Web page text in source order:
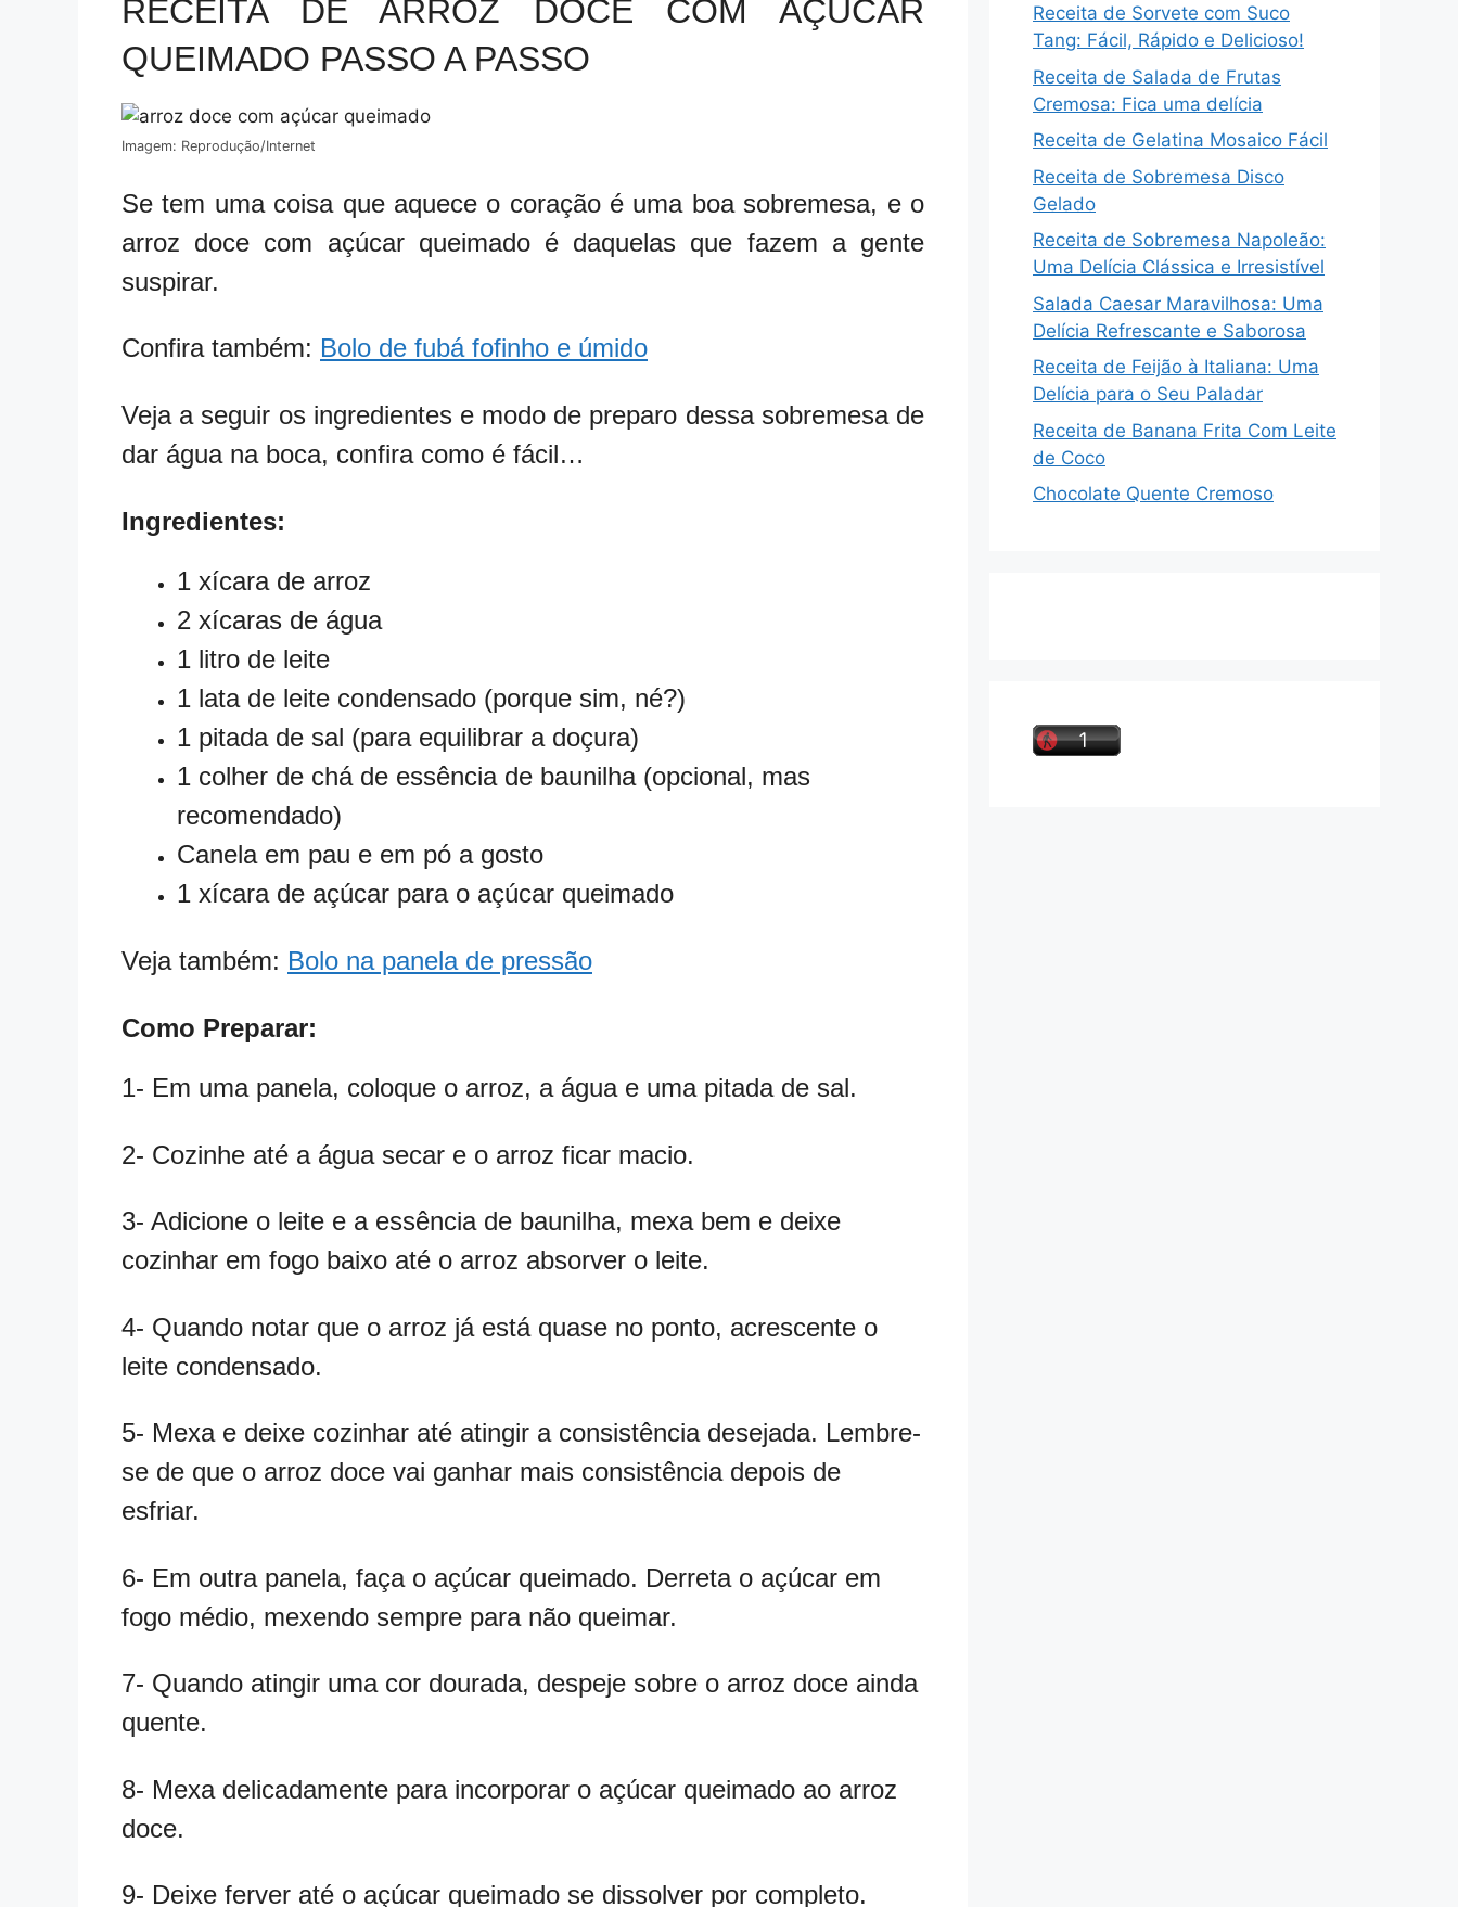
RECEITA DE ARROZ DOCE COM AÇÚCAR
QUEIMADO PASSO A PASSO
Imagem: Reprodução/Internet
Se tem uma coisa que aquece o coração é uma boa sobremesa, e o
arroz doce com açúcar queimado é daquelas que fazem a gente
suspirar.
Confira também: Bolo de fubá fofinho e úmido
Veja a seguir os ingredientes e modo de preparo dessa sobremesa de
dar água na boca, confira como é fácil…
Ingredientes:
1 xícara de arroz
2 xícaras de água
1 litro de leite
1 lata de leite condensado (porque sim, né?)
1 pitada de sal (para equilibrar a doçura)
1 colher de chá de essência de baunilha (opcional, mas
recomendado)
Canela em pau e em pó a gosto
1 xícara de açúcar para o açúcar queimado
Veja também: Bolo na panela de pressão
Como Preparar:
1- Em uma panela, coloque o arroz, a água e uma pitada de sal.
2- Cozinhe até a água secar e o arroz ficar macio.
3- Adicione o leite e a essência de baunilha, mexa bem e deixe
cozinhar em fogo baixo até o arroz absorver o leite.
4- Quando notar que o arroz já está quase no ponto, acrescente o
leite condensado.
5- Mexa e deixe cozinhar até atingir a consistência desejada. Lembre-
se de que o arroz doce vai ganhar mais consistência depois de
esfriar.
6- Em outra panela, faça o açúcar queimado. Derreta o açúcar em
fogo médio, mexendo sempre para não queimar.
7- Quando atingir uma cor dourada, despeje sobre o arroz doce ainda
quente.
8- Mexa delicadamente para incorporar o açúcar queimado ao arroz
doce.
9- Deixe ferver até o açúcar queimado se dissolver por completo.
Receita de Sorvete com Suco
Tang: Fácil, Rápido e Delicioso!
Receita de Salada de Frutas
Cremosa: Fica uma delícia
Receita de Gelatina Mosaico Fácil
Receita de Sobremesa Disco
Gelado
Receita de Sobremesa Napoleão:
Uma Delícia Clássica e Irresistível
Salada Caesar Maravilhosa: Uma
Delícia Refrescante e Saborosa
Receita de Feijão à Italiana: Uma
Delícia para o Seu Paladar
Receita de Banana Frita Com Leite
de Coco
Chocolate Quente Cremoso